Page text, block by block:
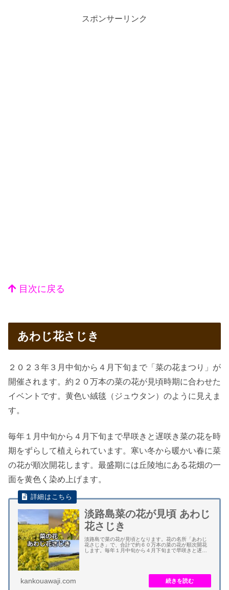
スポンサーリンク
目次に戻る
あわじ花さじき
２０２３年３月中旬から４月下旬まで「菜の花まつり」が
開催されます。約２０万本の菜の花が見頃時期に合わせた
イベントです。黄色い絨毯（ジュウタン）のように見えま
す。
毎年１月中旬から４月下旬まで早咲きと遅咲き菜の花を時
期をずらして植えられています。寒い冬から暖かい春に菜
の花が順次開花します。最盛期には丘陵地にある花畑の一
面を黄色く染め上げます。
淡路島菜の花が見頃 あわじ
花さじき
淡路島で菜の花が見頃となります。花の名所「あわじ
花さじき」で、合計で約６０万本の菜の花が順次開花
します。毎年１月中旬から４月下旬まで早咲きと遅咲
kankouawaji.com